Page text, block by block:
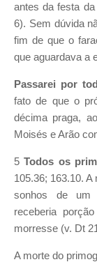
antes da festa
6). Sem dúvida
fim de que o
que aguardava a
Passarei por
fato de que o
décima praga,
Moisés e Arão
5Todos os
105.36; 163.10.
sonhos de um
receberia
morresse (v. Dt
A morte do